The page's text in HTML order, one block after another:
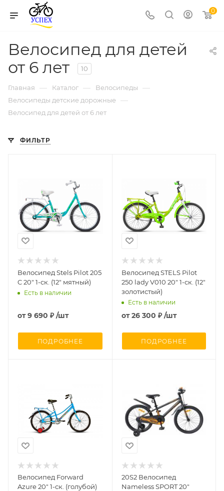
0
Велосипед для детей
от 6 лет
10
Главная — Каталог — Велосипеды —
Велосипеды детские дорожные —
Велосипед для детей от 6 лет
ФИЛЬТР
Велосипед Stels Pilot 205
C 20" 1-ск. (12" мятный)
Есть в наличии
от9 690 ₽ /шт
ПОДРОБНЕЕ
Велосипед STELS Pilot
250 lady V010 20" 1-ск. (12"
золотистый)
Есть в наличии
от26 300 ₽ /шт
ПОДРОБНЕЕ
Велосипед Forward
Azure 20" 1-ск. (голубой)
20S2 Велосипед
Nameless SPORT 20"